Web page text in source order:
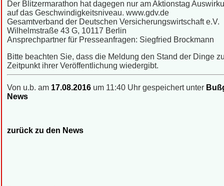
Der Blitzermarathon hat dagegen nur am Aktionstag
auf das Geschwindigkeitsniveau. www.gdv.de
Gesamtverband der Deutschen Versicherungswirtschaft e.V.
Wilhelmstraße 43 G, 10117 Berlin
Ansprechpartner für Presseanfragen: Siegfried Brockmann
Bitte beachten Sie, dass die Meldung den Stand der Dinge
Zeitpunkt ihrer Veröffentlichung wiedergibt.
Von u.b. am 17.08.2016 um 11:40 Uhr gespeichert unter
News
zurück zu den News